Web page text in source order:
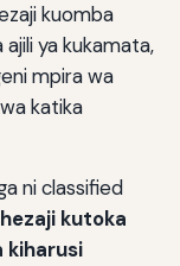
kuomba
ya kukamata,
mpira wa
katika
ni classified
kutoka
kiharusi